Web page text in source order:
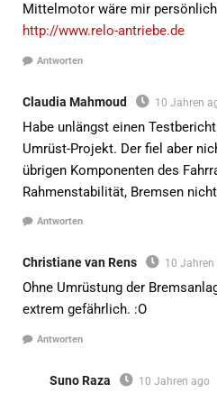
Mittelmotor wäre mir
http://www.relo-antriebe.de
Antworten
Claudia Mahmoud 10 Jahren
Habe unlängst einen
Umrüst-Projekt. Der fiel aber
übrigen Komponenten des
Rahmenstabilität, Bremsen
Antworten
Christiane van Rens 10 Jahren
Ohne Umrüstung der
extrem gefährlich. :O
Antworten
Suno Raza 10 Jahren ago